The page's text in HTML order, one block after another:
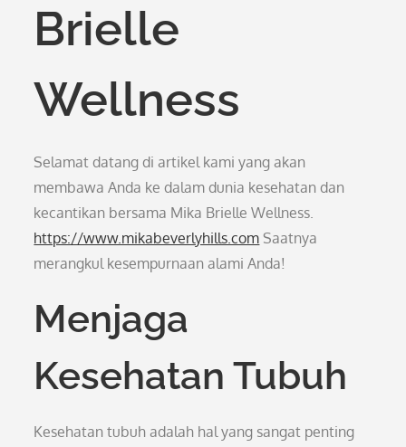
Brielle
Wellness
Selamat datang di artikel kami yang akan
membawa Anda ke dalam dunia kesehatan dan
kecantikan bersama Mika Brielle Wellness.
https://www.mikabeverlyhills.com Saatnya
merangkul kesempurnaan alami Anda!
Menjaga
Kesehatan Tubuh
Kesehatan tubuh adalah hal yang sangat penting